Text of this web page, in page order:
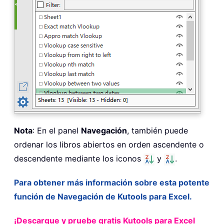
Nota: En el panel Navegación, también puede
ordenar los libros abiertos en orden ascendente o
descendente mediante los iconos
y .
Para obtener más información sobre esta potente
función de Navegación de Kutools para Excel.
¡Descargue y pruebe gratis Kutools para Excel